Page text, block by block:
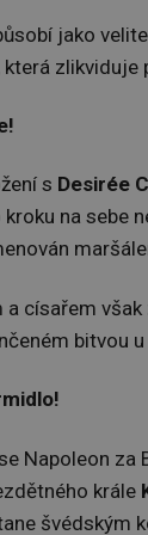
jako
která
s Desirée
na sebe
císařem
bitvou
Napoleon za
krále
švédským